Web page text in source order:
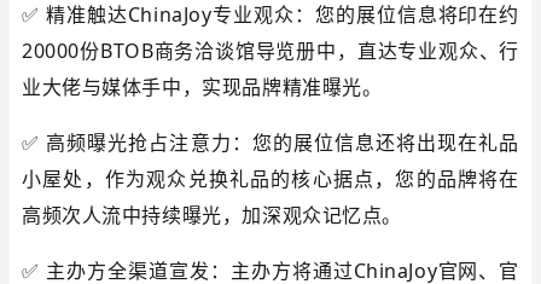
✅ 精准触达ChinaJoy专业观众 ：您的展位信息将印在约
20000份BTOB商务洽谈馆导览册中，直达专业观众、行
业大佬与媒体手中，实现品牌精准曝光。
✅ 高频曝光抢占注意力 ：您的展位信息还将出现在礼品
小屋处，作为观众兑换礼品的核心据点，您的品牌将在
高频次人流中持续曝光，加深观众记忆点。
✅ 主办方全渠道宣发 ：主办方将通过ChinaJoy官网、官